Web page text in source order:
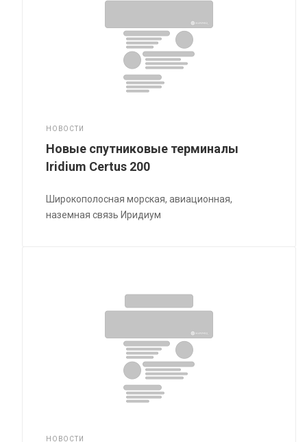
НОВОСТИ
Новые спутниковые терминалы
Iridium Certus 200
Широкополосная морская, авиационная,
наземная связь Иридиум
НОВОСТИ